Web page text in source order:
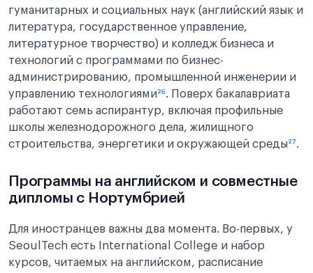
гуманитарных и социальных наук (английский язык и
литература, государственное управление,
литературное творчество) и колледж бизнеса и
технологий с программами по бизнес-
администрированию, промышленной инженерии и
управлению технологиями²⁶. Поверх бакалавриата
работают семь аспирантур, включая профильные
школы железнодорожного дела, жилищного
строительства, энергетики и окружающей среды²⁷.
Программы на английском и совместные
дипломы с Нортумбрией
Для иностранцев важны два момента. Во-первых, у
SeoulTech есть International College и набор
курсов, читаемых на английском, расписание